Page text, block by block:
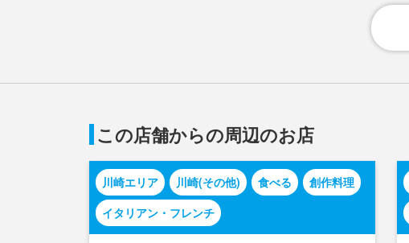
この店舗からの周辺のお店
川崎エリア 川崎(その他) 食べる
創作料理
イタリアン・フレンチ